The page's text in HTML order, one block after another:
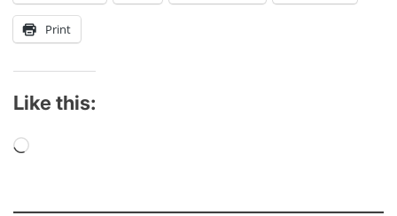
Print
Like this:
Loading…